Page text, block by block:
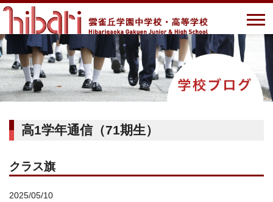
高1学年通信（71期生）
クラス旗
2025/05/10